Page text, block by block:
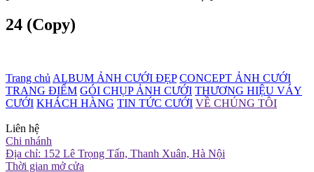
24 (Copy)
Trang chủ ALBUM ẢNH CƯỚI ĐẸP CONCEPT ẢNH CƯỚI
TRANG ĐIỂM GÓI CHỤP ẢNH CƯỚI THƯƠNG HIỆU VÁY
CƯỚI KHÁCH HÀNG TIN TỨC CƯỚI VỀ CHÚNG TÔI
Liên hệ
Chi nhánh
Địa chỉ: 152 Lê Trọng Tấn, Thanh Xuân, Hà Nội
Thời gian mở cửa